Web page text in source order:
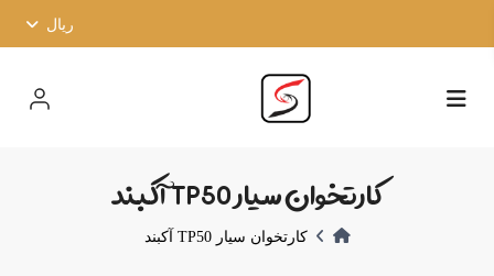
ریال
کارتخوان سیار TP50 آکبند
کارتخوان سیار TP50 آکبند